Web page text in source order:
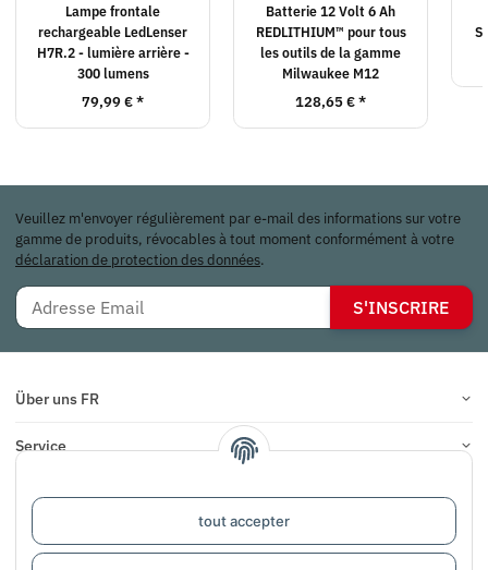
tout accepter
Lampe frontale
rechargeable LedLenser
H7R.2 - lumière arrière -
300 lumens
79,99 €*
Batterie 12 Volt 6 Ah
REDLITHIUM™ pour tous
les outils de la gamme
Milwaukee M12
128,65 €*
Veuillez m'envoyer régulièrement par e-mail des informations sur votre
gamme de produits, révocables à tout moment conformément à votre
déclaration de protection des données.
S'INSCRIRE
Über uns FR
Service
Infos
COMMENTAIRES